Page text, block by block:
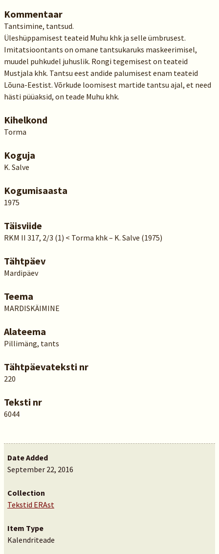
Kommentaar
Tantsimine, tantsud.
Üleshüppamisest teateid Muhu khk ja selle ümbrusest.
Imitatsioontants on omane tantsukaruks maskeerimisel,
muudel puhkudel juhuslik. Rongi tegemisest on teateid
Mustjala khk. Tantsu eest andide palumisest enam teateid
Lõuna-Eestist. Võrkude loomisest martide tantsu ajal, et need
hästi püüaksid, on teade Muhu khk.
Kihelkond
Torma
Koguja
K. Salve
Kogumisaasta
1975
Täisviide
RKM II 317, 2/3 (1) < Torma khk – K. Salve (1975)
Tähtpäev
Mardipäev
Teema
MARDISKÄIMINE
Alateema
Pillimäng, tants
Tähtpäevateksti nr
220
Teksti nr
6044
Date Added
September 22, 2016
Collection
Tekstid ERAst
Item Type
Kalendriteade